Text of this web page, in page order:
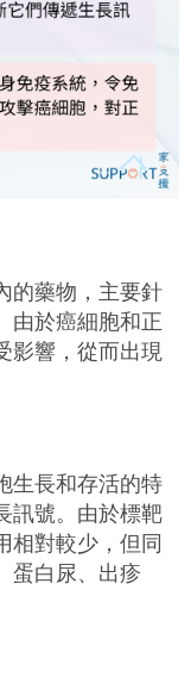
的藥物，主要針
由於癌細胞和正
影響，從而出現
生長和存活的特
訊號。由於標靶
相對較少，但同
蛋白尿、出疹